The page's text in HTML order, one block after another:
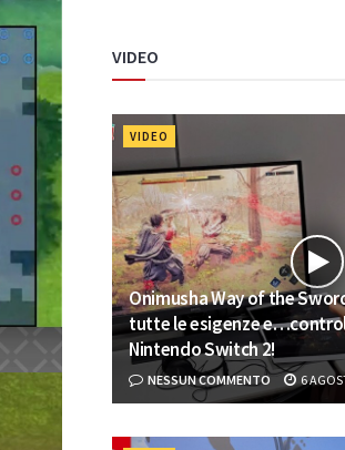
VIDEO
VIDEO
Onimusha Way of the
tutte le esigenze
Nintendo Switch 2!
NESSUN COMMENTO 6